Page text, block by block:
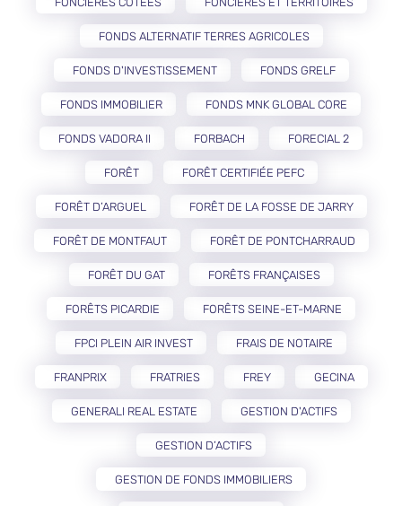
FONDS ALTERNATIF TERRES AGRICOLES
FONDS D'INVESTISSEMENT FONDS GRELF
FONDS IMMOBILIER FONDS MNK GLOBAL CORE
FONDS VADORA II FORBACH FORECIAL 2
FORÊT FORÊT CERTIFIÉE PEFC
FORÊT D’ARGUEL FORÊT DE LA FOSSE DE JARRY
FORÊT DE MONTFAUT FORÊT DE PONTCHARRAUD
FORÊT DU GAT FORÊTS FRANÇAISES
FORÊTS PICARDIE FORÊTS SEINE-ET-MARNE
FPCI PLEIN AIR INVEST FRAIS DE NOTAIRE
FRANPRIX FRATRIES FREY GECINA
GENERALI REAL ESTATE GESTION D'ACTIFS
GESTION D’ACTIFS
GESTION DE FONDS IMMOBILIERS